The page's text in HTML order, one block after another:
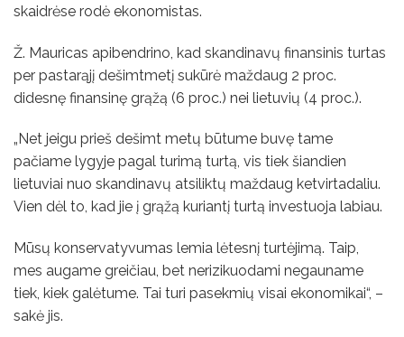
skaidrėse rodė ekonomistas.
Ž. Mauricas apibendrino, kad skandinavų finansinis turtas
per pastarąjį dešimtmetį sukūrė maždaug 2 proc.
didesnę finansinę grąžą (6 proc.) nei lietuvių (4 proc.).
„Net jeigu prieš dešimt metų būtume buvę tame
pačiame lygyje pagal turimą turtą, vis tiek šiandien
lietuviai nuo skandinavų atsiliktų maždaug ketvirtadaliu.
Vien dėl to, kad jie į grąžą kuriantį turtą investuoja labiau.
Mūsų konservatyvumas lemia lėtesnį turtėjimą. Taip,
mes augame greičiau, bet nerizikuodami negauname
tiek, kiek galėtume. Tai turi pasekmių visai ekonomikai“, –
sakė jis.